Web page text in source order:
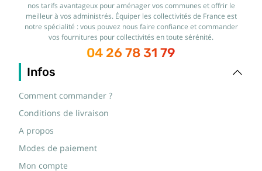
nos tarifs avantageux pour aménager vos communes et offrir le
meilleur à vos administrés. Équiper les collectivités de France est
notre spécialité : vous pouvez nous faire confiance et commander
vos fournitures pour collectivités en toute sérénité.
04 26 78 31 79
Infos
Comment commander ?
Conditions de livraison
A propos
Modes de paiement
Mon compte